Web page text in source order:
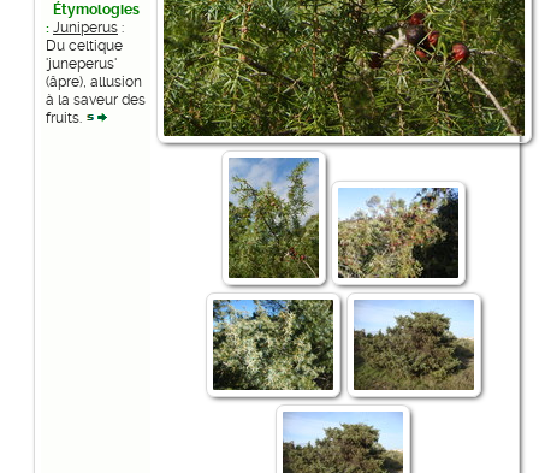
Étymologies
: Juniperus :
Du celtique
'juneperus'
(âpre), allusion
à la saveur des
fruits.